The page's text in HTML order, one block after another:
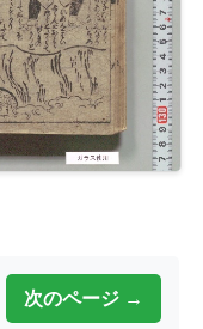
次のページ →